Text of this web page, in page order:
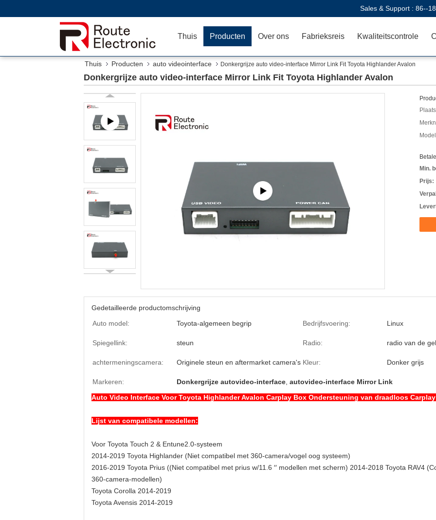
Sales & Support : 86--
Thuis Producten Over ons Fabrieksreis Kwaliteitscontrole
Thuis Producten auto videointerface Donkergrijze auto video-interface Mirror Link Fit Toyota Highlander Avalon
Donkergrijze auto video-interface Mirror Link Fit Toyota Highlander Avalon
Min.
Prijs:
Gedetailleerde productomschrijving
Auto model:
Toyota-algemeen begrip Bedrijfsvoering: Linux
Spiegellink: steun Radio: radio van de
achtermeningscamera: Originele steun en aftermarket camera's Kleur: Donker grijs
Markeren: Donkergrijze autovideo-interface autovideo-interface Mirror Link
Auto Video Interface Voor Toyota Highlander Avalon Carplay Box Ondersteuning van draadloos
Lijst van compatibele modellen:
Voor Toyota Touch 2 & Entune2.0-systeem
2014-2019 Toyota Highlander (Niet compatibel met 360-camera/vogel oog systeem)
2016-2019 Toyota Prius ((Niet compatibel met prius w/11.6 ′′ modellen met scherm) 2014-2018 Toyota RAV4
360-camera-modellen)
Toyota Corolla 2014-2019
Toyota Avensis 2014-2019